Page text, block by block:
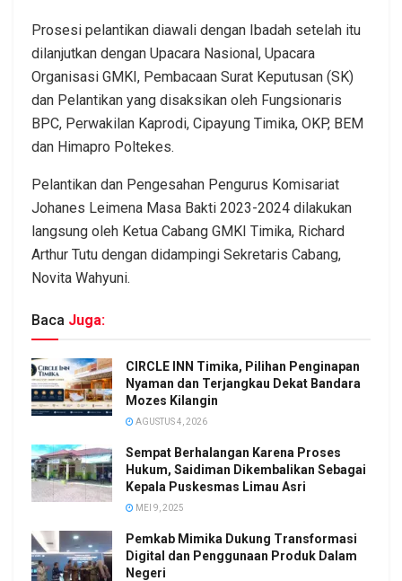
Prosesi pelantikan diawali dengan Ibadah setelah itu
dilanjutkan dengan Upacara Nasional, Upacara
Organisasi GMKI, Pembacaan Surat Keputusan (SK)
dan Pelantikan yang disaksikan oleh Fungsionaris
BPC, Perwakilan Kaprodi, Cipayung Timika, OKP, BEM
dan Himapro Poltekes.
Pelantikan dan Pengesahan Pengurus Komisariat
Johanes Leimena Masa Bakti 2023-2024 dilakukan
langsung oleh Ketua Cabang GMKI Timika, Richard
Arthur Tutu dengan didampingi Sekretaris Cabang,
Novita Wahyuni.
Baca Juga:
CIRCLE INN Timika, Pilihan Penginapan
Nyaman dan Terjangkau Dekat Bandara
Mozes Kilangin
AGUSTUS 4, 2026
Sempat Berhalangan Karena Proses
Hukum, Saidiman Dikembalikan Sebagai
Kepala Puskesmas Limau Asri
MEI 9, 2025
Pemkab Mimika Dukung Transformasi
Digital dan Penggunaan Produk Dalam
Negeri